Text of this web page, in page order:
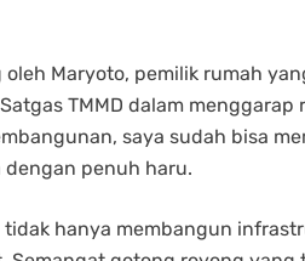
Maryoto, pemilik rumah
TMMD dalam menggarap
saya sudah bisa
dengan penuh haru.
hanya membangun